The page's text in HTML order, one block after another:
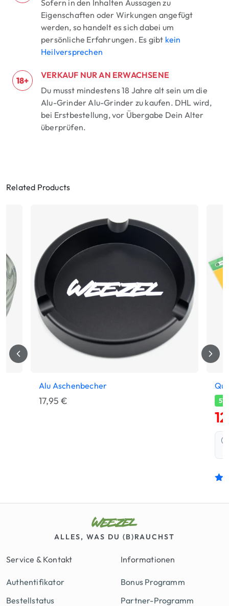
Sofern in den Inhalten Aussagen zu
Eigenschaften oder Wirkungen angefügt
werden, so handelt es sich dabei um
persönliche Erfahrungen. Es gibt kein
Heilversprechen
18+
VERKAUF NUR AN ERWACHSENE
Du musst mindestens 18 Jahre alt sein um die
Alu-Grinder Alu-Grinder zu kaufen. DHL wird,
bei Erstbestellung, vor Übergabe Dein Alter
überprüfen.
Related Products
Alu Aschenbecher
17,95€
ALLES, WAS DU (B)RAUCHST
Service & Kontakt
Authentifikator
Bestellstatus
Informationen
Bonus Programm
Partner-Programm